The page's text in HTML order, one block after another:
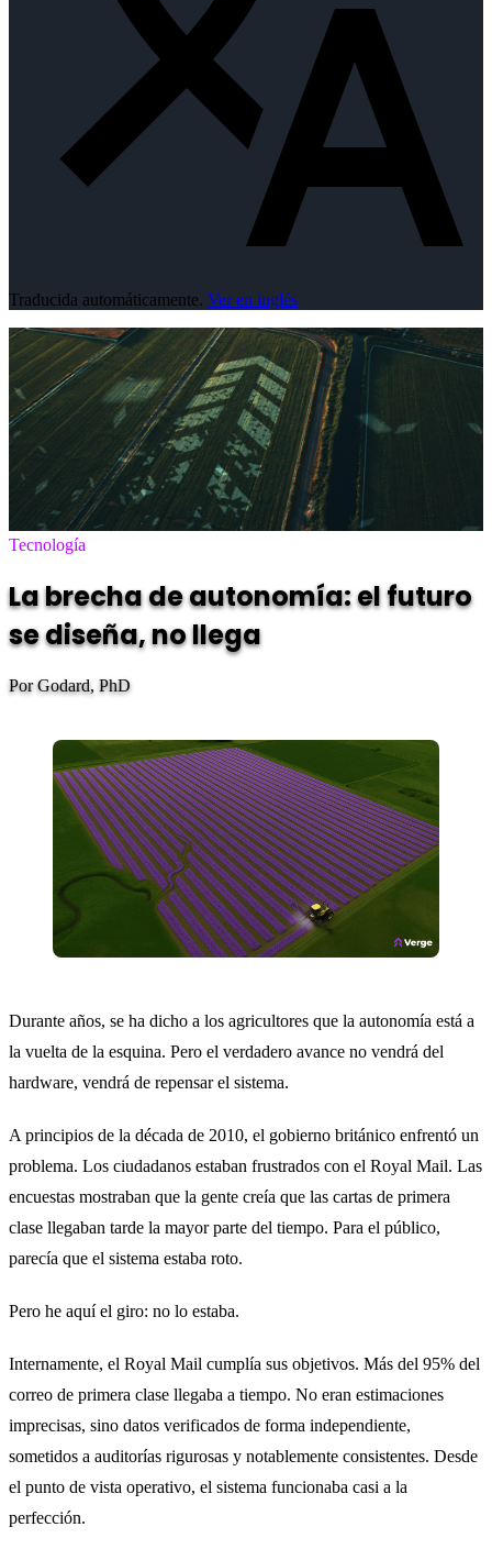
Traducida automáticamente. Ver en inglés
Tecnología
La brecha de autonomía: el futuro
se diseña, no llega
Por Godard, PhD
Durante años, se ha dicho a los agricultores que la autonomía está a
la vuelta de la esquina. Pero el verdadero avance no vendrá del
hardware, vendrá de repensar el sistema.
A principios de la década de 2010, el gobierno británico enfrentó un
problema. Los ciudadanos estaban frustrados con el Royal Mail. Las
encuestas mostraban que la gente creía que las cartas de primera
clase llegaban tarde la mayor parte del tiempo. Para el público,
parecía que el sistema estaba roto.
Pero he aquí el giro: no lo estaba.
Internamente, el Royal Mail cumplía sus objetivos. Más del 95% del
correo de primera clase llegaba a tiempo. No eran estimaciones
imprecisas, sino datos verificados de forma independiente,
sometidos a auditorías rigurosas y notablemente consistentes. Desde
el punto de vista operativo, el sistema funcionaba casi a la
perfección.